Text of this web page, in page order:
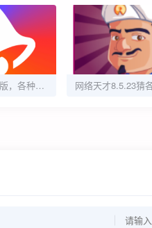
免费彩铃_1.0.0会员版，各种好听的铃声你选择